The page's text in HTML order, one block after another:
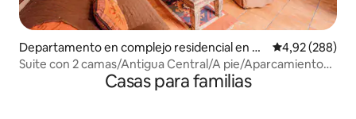
Departamento en complejo residencial en A
ntigua Guatemala
Calificación
4,92 (288)
Suite con 2 camas/Antigua Central/A pie/Aparcamiento
Casas para familias